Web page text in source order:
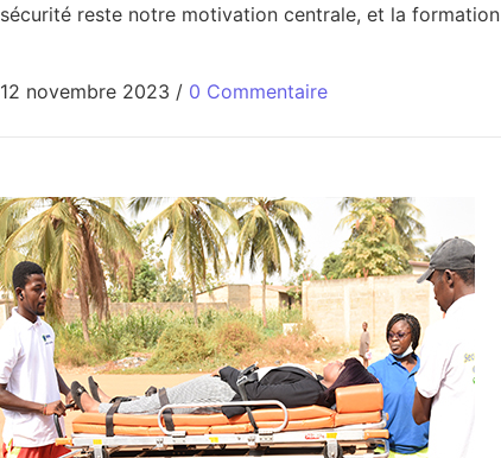
sécurité reste notre motivation centrale, et la
12 novembre 2023 / 0 Commentaire